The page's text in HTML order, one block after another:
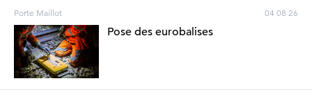
Porte Maillot 04 08 26
Pose des eurobalises